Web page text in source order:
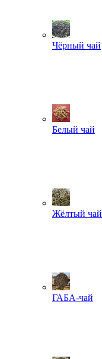
Чёрный чай
Белый чай
Жёлтый чай
ГАБА-чай